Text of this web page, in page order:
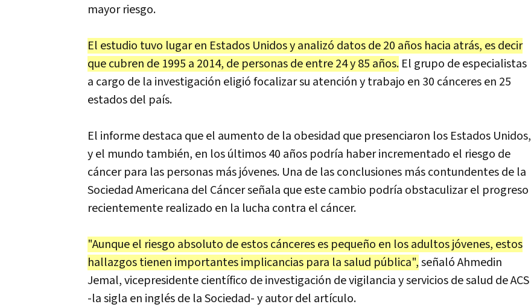
mayor riesgo.
El estudio tuvo lugar en Estados Unidos y analizó datos de 20 años hacia atrás, es decir
que cubren de 1995 a 2014, de personas de entre 24 y 85 años. El grupo de especialistas
a cargo de la investigación eligió focalizar su atención y trabajo en 30 cánceres en 25
estados del país.
El informe destaca que el aumento de la obesidad que presenciaron los Estados Unidos,
y el mundo también, en los últimos 40 años podría haber incrementado el riesgo de
cáncer para las personas más jóvenes. Una de las conclusiones más contundentes de la
Sociedad Americana del Cáncer señala que este cambio podría obstaculizar el progreso
recientemente realizado en la lucha contra el cáncer.
"Aunque el riesgo absoluto de estos cánceres es pequeño en los adultos jóvenes, estos
hallazgos tienen importantes implicancias para la salud pública",señaló Ahmedin
Jemal, vicepresidente científico de investigación de vigilancia y servicios de salud de ACS
-la sigla en inglés de la Sociedad- y autor del artículo.